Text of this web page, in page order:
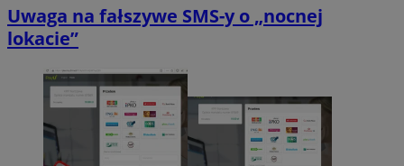
Uwaga na fałszywe SMS-y o „nocnej
lokacie”